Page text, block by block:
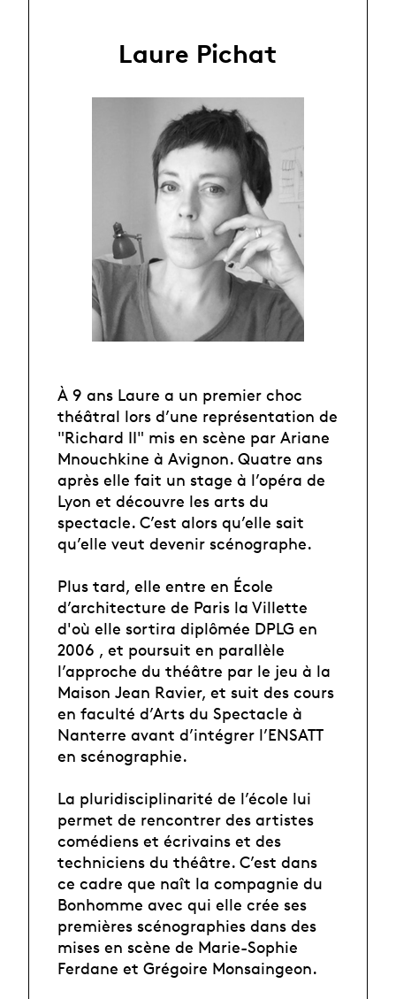
Laure Pichat
À 9 ans Laure a un premier choc
théâtral lors d’une représentation de
"Richard II" mis en scène par Ariane
Mnouchkine à Avignon. Quatre ans
après elle fait un stage à l’opéra de
Lyon et découvre les arts du
spectacle. C’est alors qu’elle sait
qu’elle veut devenir scénographe.
Plus tard, elle entre en École
d’architecture de Paris la Villette
d'où elle sortira diplômée DPLG en
2006 , et poursuit en parallèle
l’approche du théâtre par le jeu à la
Maison Jean Ravier, et suit des cours
en faculté d’Arts du Spectacle à
Nanterre avant d’intégrer l’ENSATT
en scénographie.
La pluridisciplinarité de l’école lui
permet de rencontrer des artistes
comédiens et écrivains et des
techniciens du théâtre. C’est dans
ce cadre que naît la compagnie du
Bonhomme avec qui elle crée ses
premières scénographies dans des
mises en scène de Marie-Sophie
Ferdane et Grégoire Monsaingeon.